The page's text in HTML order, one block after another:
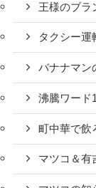
王様のブラ
タクシー運
バナナマン
沸騰ワード
町中華で飲
マツコ＆有